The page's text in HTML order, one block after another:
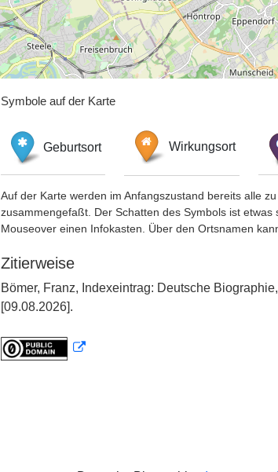
Symbole auf der Karte
Geburtsort Wirkungsort
Auf der Karte werden im Anfangszustand bereits alle
zusammengefaßt. Der Schatten des Symbols ist
Mouseover einen Infokasten. Über den Ortsnamen
Zitierweise
Bömer, Franz, Indexeintrag: Deutsche
[09.08.2026].